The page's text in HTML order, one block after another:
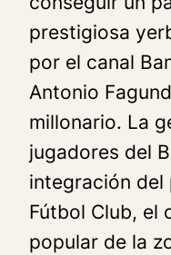
prestigiosa
por el canal
Antonio
millonario. La
jugadores del
integración del
Fútbol Club, el
popular de la